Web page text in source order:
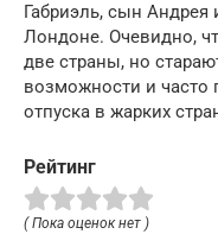
Габриэль, сын Андрея
Лондоне. Очевидно,
две страны, но
возможности и часто
отпуска в жарких
Рейтинг
( Пока оценок нет )